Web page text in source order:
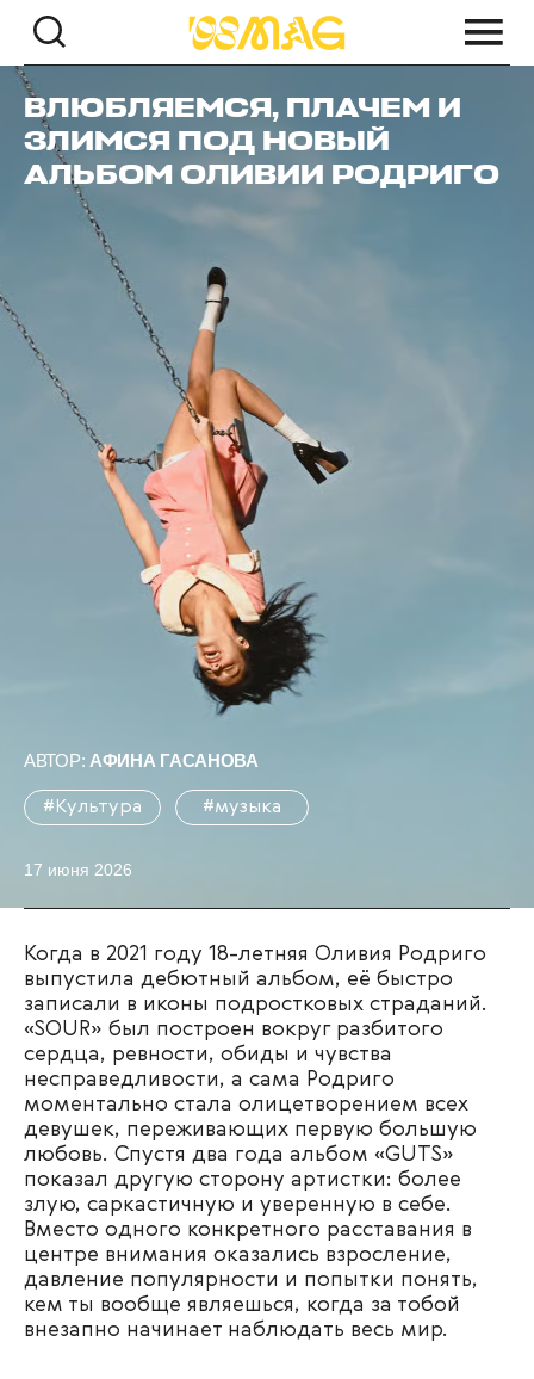
ВЛЮБЛЯЕМСЯ, ПЛАЧЕМ И
ЗЛИМСЯ ПОД НОВЫЙ
АЛЬБОМ ОЛИВИИ РОДРИГО
АВТОР: АФИНА ГАСАНОВА
#Культура #музыка
17 июня 2026
Когда в 2021 году 18-летняя Оливия Родриго
выпустила дебютный альбом, её быстро
записали в иконы подростковых страданий.
«SOUR» был построен вокруг разбитого
сердца, ревности, обиды и чувства
несправедливости, а сама Родриго
моментально стала олицетворением всех
девушек, переживающих первую большую
любовь. Спустя два года альбом «GUTS»
показал другую сторону артистки: более
злую, саркастичную и уверенную в себе.
Вместо одного конкретного расставания в
центре внимания оказались взросление,
давление популярности и попытки понять,
кем ты вообще являешься, когда за тобой
внезапно начинает наблюдать весь мир.